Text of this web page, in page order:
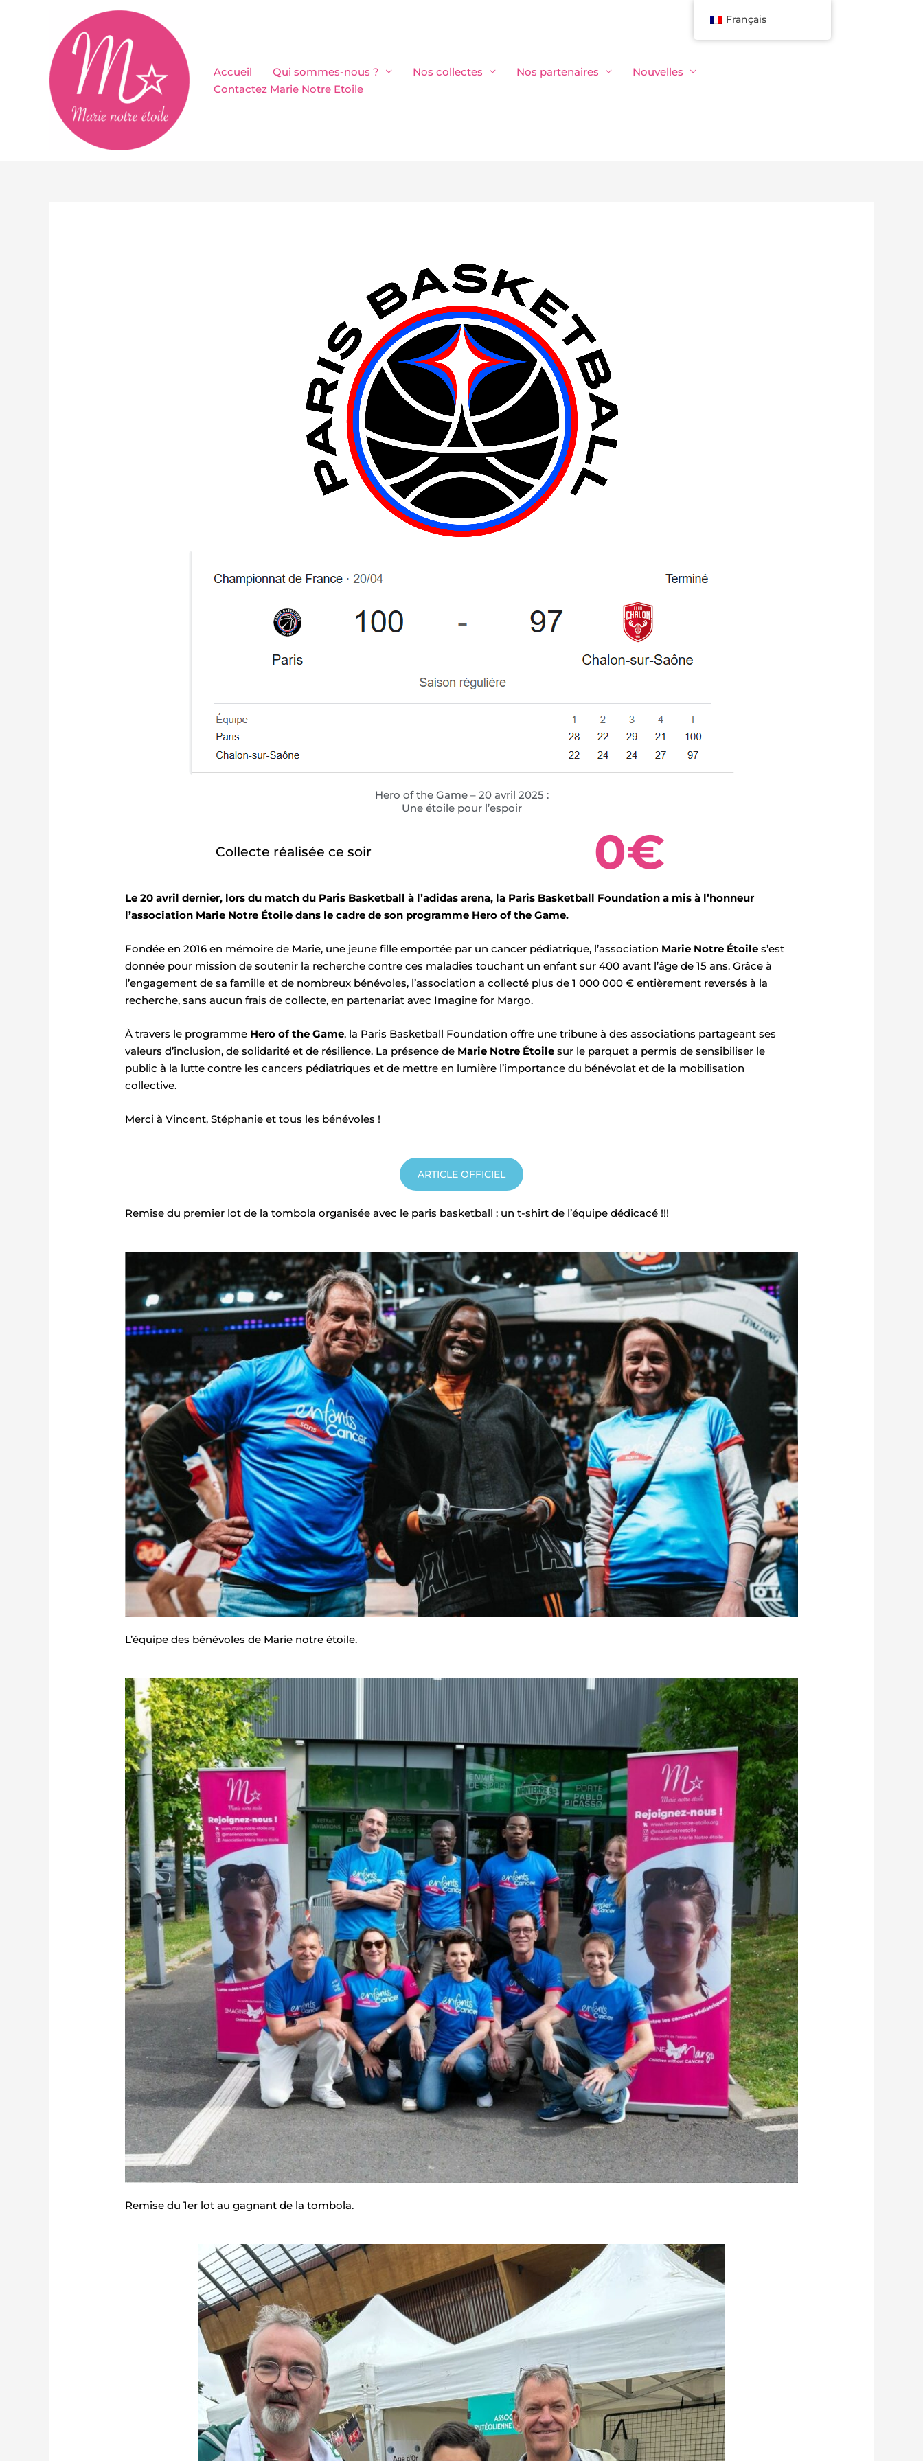
Accueil Qui sommes-nous ? Nos collectes Nos partenaires
Nouvelles
Contactez Marie Notre Etoile
Hero of the Game – 20 avril 2025 :
Une étoile pour l’espoir
Collecte réalisée ce soir 0€
Le 20 avril dernier, lors du match du Paris Basketball à l’adidas arena, la Paris Basketball Foundation a mis à l’honneur
l’association Marie Notre Étoile dans le cadre de son programme Hero of the Game.
Fondée en 2016 en mémoire de Marie, une jeune fille emportée par un cancer pédiatrique, l’association Marie Notre Étoile s’est
donnée pour mission de soutenir la recherche contre ces maladies touchant un enfant sur 400 avant l’âge de 15 ans. Grâce à
l’engagement de sa famille et de nombreux bénévoles, l’association a collecté plus de 1 000 000 € entièrement reversés à la
recherche, sans aucun frais de collecte, en partenariat avec Imagine for Margo.
À travers le programme Hero of the Game, la Paris Basketball Foundation offre une tribune à des associations partageant ses
valeurs d’inclusion, de solidarité et de résilience. La présence de Marie Notre Étoile sur le parquet a permis de sensibiliser le
public à la lutte contre les cancers pédiatriques et de mettre en lumière l’importance du bénévolat et de la mobilisation
collective.
Merci à Vincent, Stéphanie et tous les bénévoles !
ARTICLE OFFICIEL
Remise du premier lot de la tombola organisée avec le paris basketball : un t-shirt de l’équipe dédicacé !!!
L’équipe des bénévoles de Marie notre étoile.
Remise du 1er lot au gagnant de la tombola.
Français